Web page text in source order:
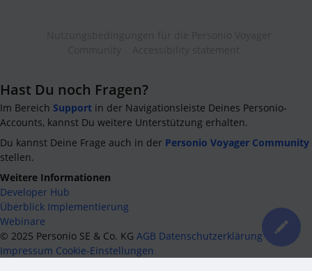
Hast Du noch Fragen?
Im Bereich Support in der Navigationsleiste Deines Personio-
Accounts, kannst Du weitere Unterstützung erhalten.
Du kannst Deine Frage auch in der Personio Voyager Community
stellen.
Weitere Informationen
Developer Hub
Überblick Implementierung
Webinare
© 2025 Personio SE & Co. KG AGB Datenschutzerklärung
Impressum Cookie-Einstellungen